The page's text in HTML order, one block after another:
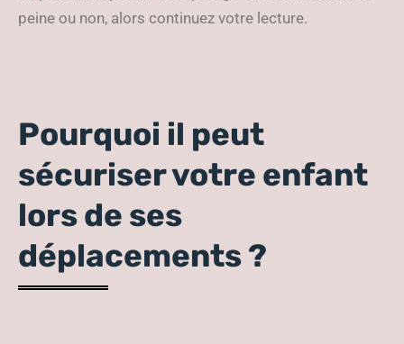
peine ou non, alors continuez votre lecture.
Pourquoi il peut
sécuriser votre enfant
lors de ses
déplacements ?